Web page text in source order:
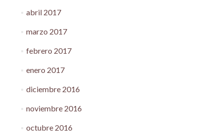
abril 2017
marzo 2017
febrero 2017
enero 2017
diciembre 2016
noviembre 2016
octubre 2016